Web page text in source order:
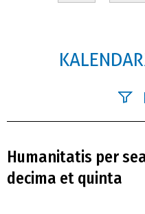
Humanitatis per
decima et quinta